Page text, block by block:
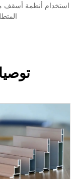
استخدام أنظمة أسقف